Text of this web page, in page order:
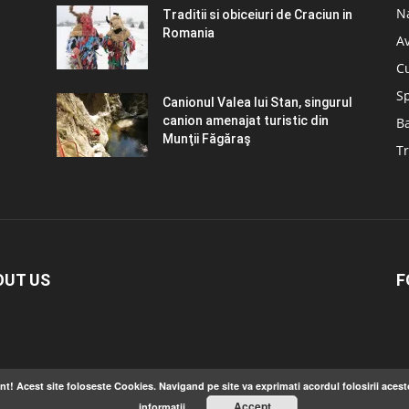
Traditii si obiceiuri de Craciun in
Romania
Canionul Valea lui Stan, singurul
canion amenajat turistic din
Munţii Făgăraş
US
Acest site foloseste Cookies. Navigand pe site va exprimati acordul folosirii